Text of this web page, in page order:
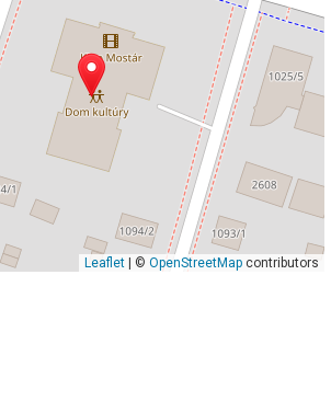
Leaflet| © OpenStreetMapcontributors